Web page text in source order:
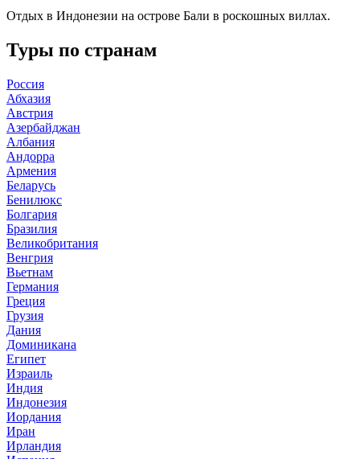
Отдых в Индонезии на острове Бали в роскошных виллах.
Туры по странам
Россия
Абхазия
Австрия
Азербайджан
Албания
Андорра
Армения
Беларусь
Бенилюкс
Болгария
Бразилия
Великобритания
Венгрия
Вьетнам
Германия
Греция
Грузия
Дания
Доминикана
Египет
Израиль
Индия
Индонезия
Иордания
Иран
Ирландия